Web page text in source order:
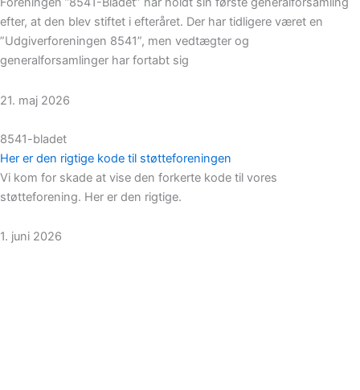
efter, at den blev stiftet i efteråret. Der har tidligere været en
”Udgiverforeningen 8541”, men vedtægter og
generalforsamlinger har fortabt sig
21. maj 2026
8541-bladet
Her er den rigtige kode til støtteforeningen
Vi kom for skade at vise den forkerte kode til vores
støtteforening. Her er den rigtige.
1. juni 2026